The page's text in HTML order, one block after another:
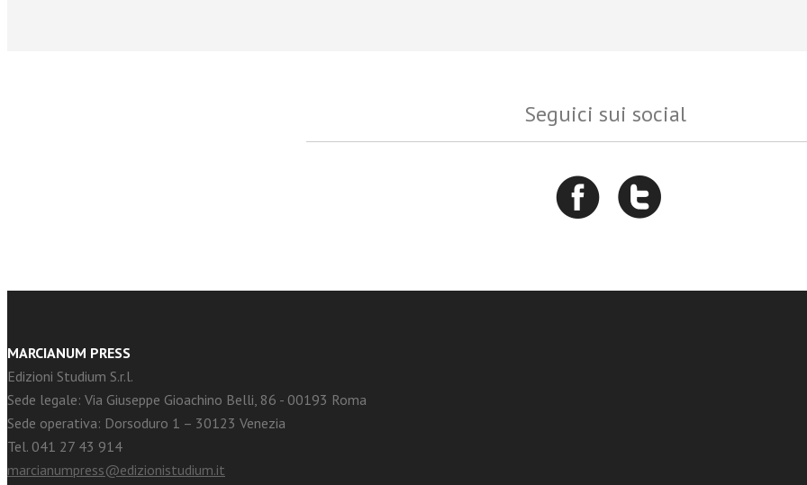
Seguici sui social
MARCIANUM PRESS
Edizioni Studium S.r.l.
Sede legale: Via Giuseppe Gioachino Belli, 86 - 00193 Roma
Sede operativa: Dorsoduro 1 – 30123 Venezia
Tel. 041 27 43 914
marcianumpress@edizionistudium.it